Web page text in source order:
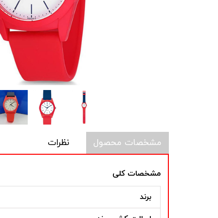
مشخصات محصول نظرات
مشخصات کلی
برند